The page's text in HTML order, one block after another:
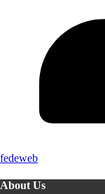
fedeweb
About Us